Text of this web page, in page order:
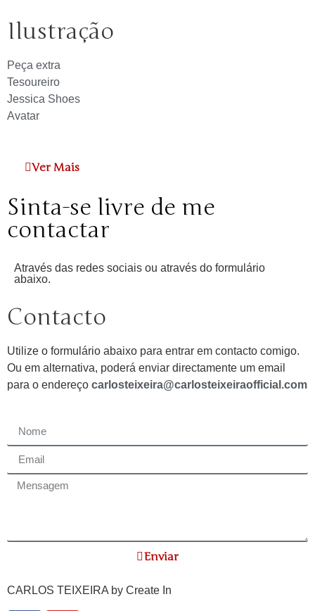
Ilustração
Peça extra
Tesoureiro
Jessica Shoes
Avatar
Ver Mais
Sinta-se livre de me
contactar
Através das redes sociais ou através do formulário
abaixo.
Contacto
Utilize o formulário abaixo para entrar em contacto comigo.
Ou em alternativa, poderá enviar directamente um email
para o endereço carlosteixeira@carlosteixeiraofficial.com
Enviar
CARLOS TEIXEIRA by Create In